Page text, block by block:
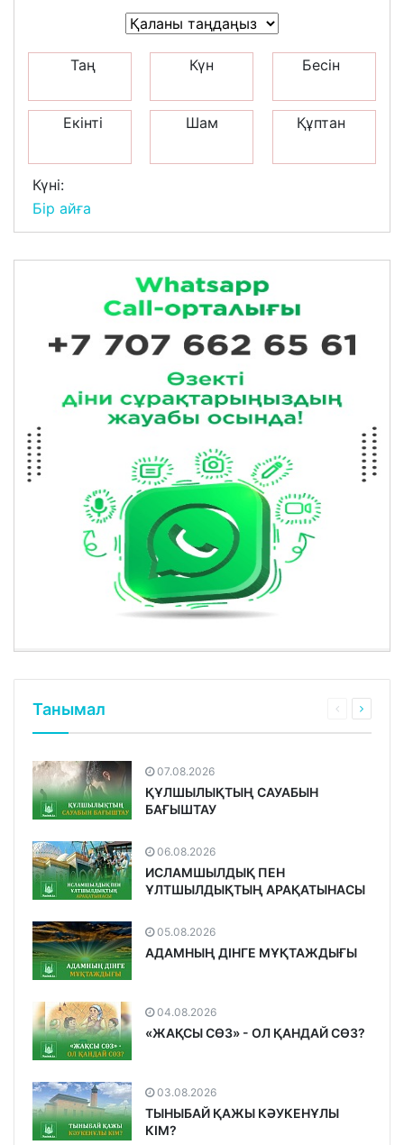
Таң Күн Бесін
Екінті Шам Құптан
Күні:
Бір айға
Танымал
07.08.2026
ҚҰЛШЫЛЫҚТЫҢ САУАБЫН
БАҒЫШТАУ
06.08.2026
ИСЛАМШЫЛДЫҚ ПЕН
ҰЛТШЫЛДЫҚТЫҢ АРАҚАТЫНАСЫ
05.08.2026
АДАМНЫҢ ДІНГЕ МҰҚТАЖДЫҒЫ
04.08.2026
«ЖАҚСЫ СӨЗ» - ОЛ ҚАНДАЙ СӨЗ?
03.08.2026
ТЫНЫБАЙ ҚАЖЫ КӘУКЕНҰЛЫ
КІМ?